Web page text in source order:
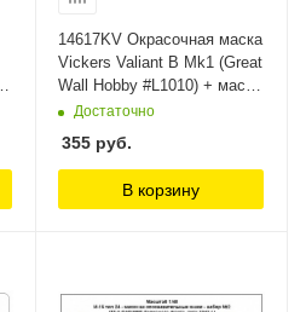
14617KV Окрасочная маска
Vickers Valiant B Mk1 (Great
Wall Hobby #L1010) + маски
на диски и колеса KV
Достаточно
355 руб.
В корзину